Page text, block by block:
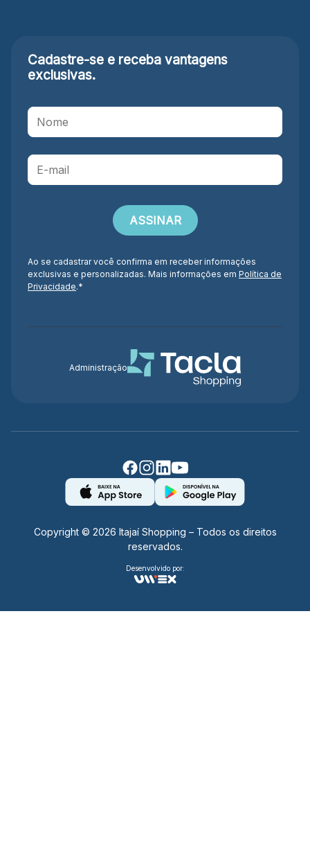
Cadastre-se e receba vantagens
exclusivas.
Ao se cadastrar você confirma em receber informações
exclusivas e personalizadas. Mais informações em Política de
Privacidade.*
Administração
Copyright © 2026 Itajaí Shopping – Todos os direitos
reservados.
Desenvolvido por: